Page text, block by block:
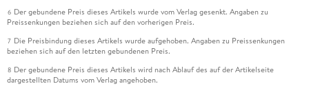
6 Der gebundene Preis dieses Artikels wurde vom Verlag gesenkt. Angaben zu
Preissenkungen beziehen sich auf den vorherigen Preis.
7 Die Preisbindung dieses Artikels wurde aufgehoben. Angaben zu Preissenkungen
beziehen sich auf den letzten gebundenen Preis.
8 Der gebundene Preis dieses Artikels wird nach Ablauf des auf der Artikelseite
dargestellten Datums vom Verlag angehoben.